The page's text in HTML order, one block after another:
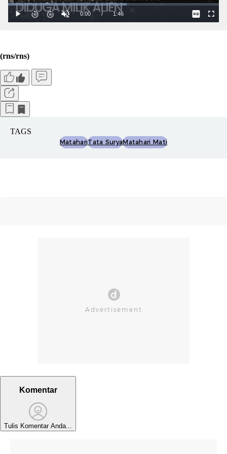
(rns/rns)
TAGS
MatahariTata SuryaMatahari Mati
Komentar
Tulis Komentar Anda...